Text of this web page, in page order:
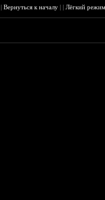
|Вернуться к началу ||Лёгкий